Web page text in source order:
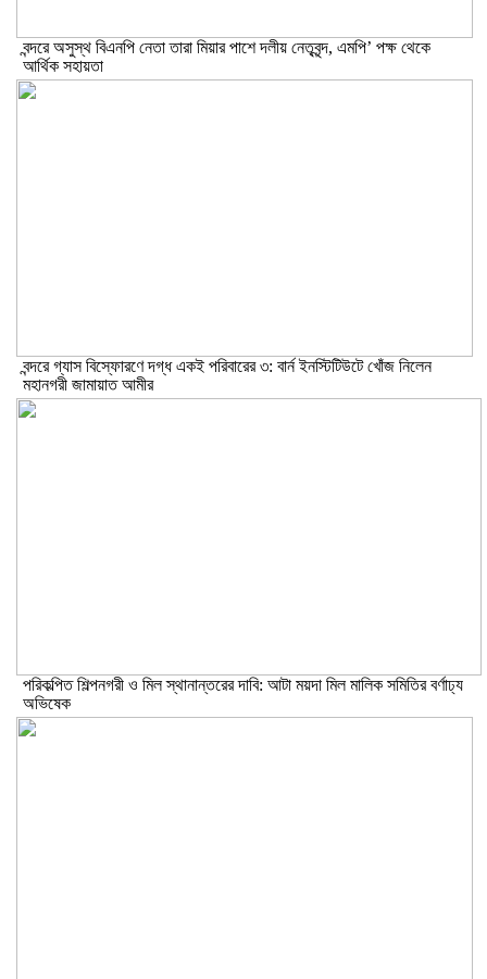
বন্দরে অসুস্থ বিএনপি নেতা তারা মিয়ার পাশে দলীয় নেতৃবৃন্দ, এমপি’ পক্ষ থেকে
আর্থিক সহায়তা
বন্দরে গ্যাস বিস্ফোরণে দগ্ধ একই পরিবারের ৩: বার্ন ইনস্টিটিউটে খোঁজ নিলেন
মহানগরী জামায়াত আমীর
পরিকল্পিত শিল্পনগরী ও মিল স্থানান্তরের দাবি: আটা ময়দা মিল মালিক সমিতির বর্ণাঢ্য
অভিষেক